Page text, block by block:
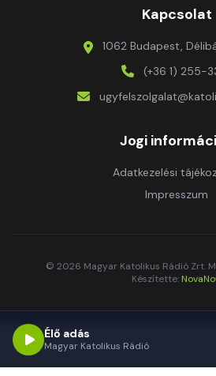
Kapcsolat
1062 Budapest,
(+36 1) 255-
Jogi
Adatkezelési
Impresszum
© 2026 Magyar Katolikus Rádió Zrt.
Készítette:
Élő adás
Magyar Katolikus Rádió